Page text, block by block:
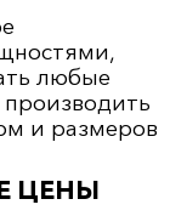
любые
и размеров
ЦЕНЫ